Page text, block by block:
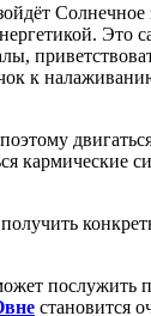
Это
к
кармические
послужить
становится